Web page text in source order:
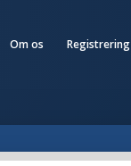
Om os Registrering